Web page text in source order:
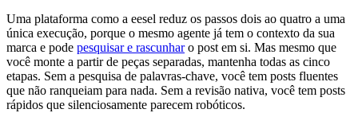
Uma plataforma como a eesel reduz os passos dois ao quatro a uma
única execução, porque o mesmo agente já tem o contexto da sua
marca e pode pesquisar e rascunharo post em si. Mas mesmo que
você monte a partir de peças separadas, mantenha todas as cinco
etapas. Sem a pesquisa de palavras-chave, você tem posts fluentes
que não ranqueiam para nada. Sem a revisão nativa, você tem posts
rápidos que silenciosamente parecem robóticos.